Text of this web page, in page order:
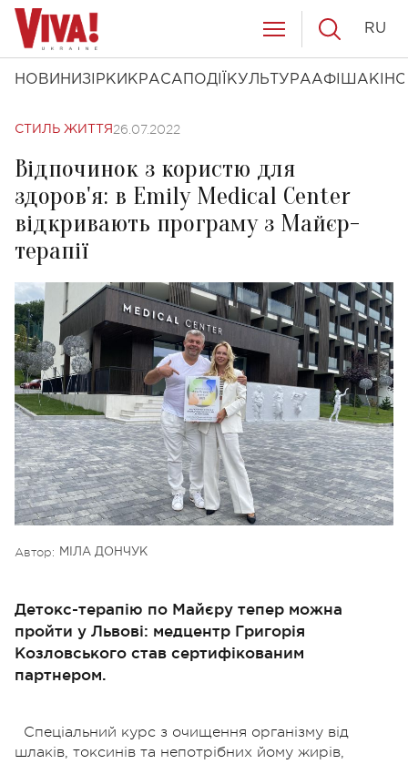
НОВИНИ ЗІРКИ КРАСА ПОДІЇ КУЛЬТУРААФІША КІНО
RU
СТИЛЬ ЖИТТЯ 26.07.2022
Відпочинок з користю для
здоров'я: в Emily Medical Center
відкривають програму з Майєр-
терапії
Автор: МІЛА ДОНЧУК
Детокс-терапію по Майєру тепер можна
пройти у Львові: медцентр Григорія
Козловського став сертифікованим
партнером.
Спеціальний курс з очищення організму від
шлаків, токсинів та непотрібних йому жирів,